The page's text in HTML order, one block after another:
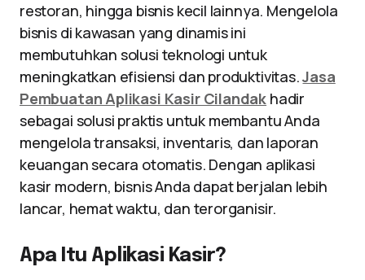
restoran, hingga bisnis kecil lainnya. Mengelola
bisnis di kawasan yang dinamis ini
membutuhkan solusi teknologi untuk
meningkatkan efisiensi dan produktivitas.Jasa
Pembuatan Aplikasi Kasir Cilandak hadir
sebagai solusi praktis untuk membantu Anda
mengelola transaksi, inventaris, dan laporan
keuangan secara otomatis. Dengan aplikasi
kasir modern, bisnis Anda dapat berjalan lebih
lancar, hemat waktu, dan terorganisir.
Apa Itu Aplikasi Kasir?